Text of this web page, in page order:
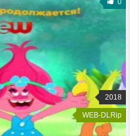
0
2018
WEB-DLRip